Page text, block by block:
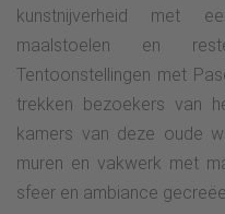
kunstnijverheid met
maalstoelen en
Tentoonstellingen met
trekken bezoekers van
kamers van deze oude
muren en vakwerk met
sfeer en ambiance